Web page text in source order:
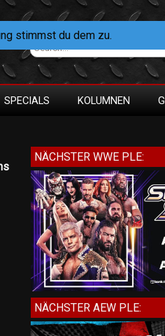
SPECIALS KOLUMNEN
NÄCHSTER WWE PLE:
NÄCHSTER AEW PLE:
stimmst du dem zu.